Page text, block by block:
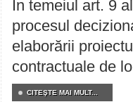
În temeiul art. 9
procesul
elaborării
contractuale de
CITEŞTE MAI MULT...